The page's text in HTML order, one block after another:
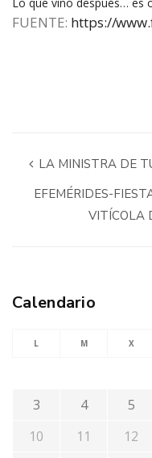
Lo que vino después… es
FUENTE: https://
LA MINISTRA DE
EFEMÉRIDES-
VITÍCOLA
Calendario
L M X
3
4 5
10
11 12